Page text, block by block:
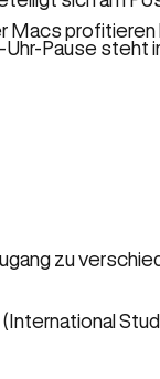
Macs profitieren
Uhr-Pause steht
zu